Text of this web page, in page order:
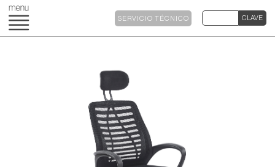
SERVICIO TÉCNICO